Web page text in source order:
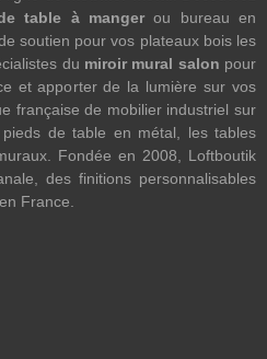
table à mangerou bureau en
soutien pour vos plateaux bois les
du miroir mural salon pour
et apporter de la lumière sur vos
française de mobilier industriel sur
de table en métal, les tables
Fondée en 2008, Loftboutik
des finitions personnalisables
France.